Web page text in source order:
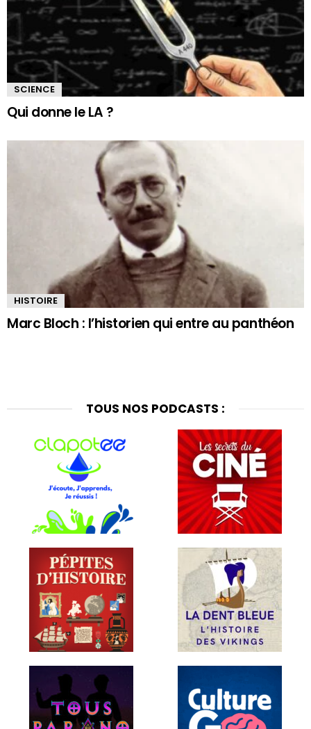
SCIENCE
Qui donne le LA ?
HISTOIRE
Marc Bloch : l’historien qui entre au panthéon
TOUS NOS PODCASTS :